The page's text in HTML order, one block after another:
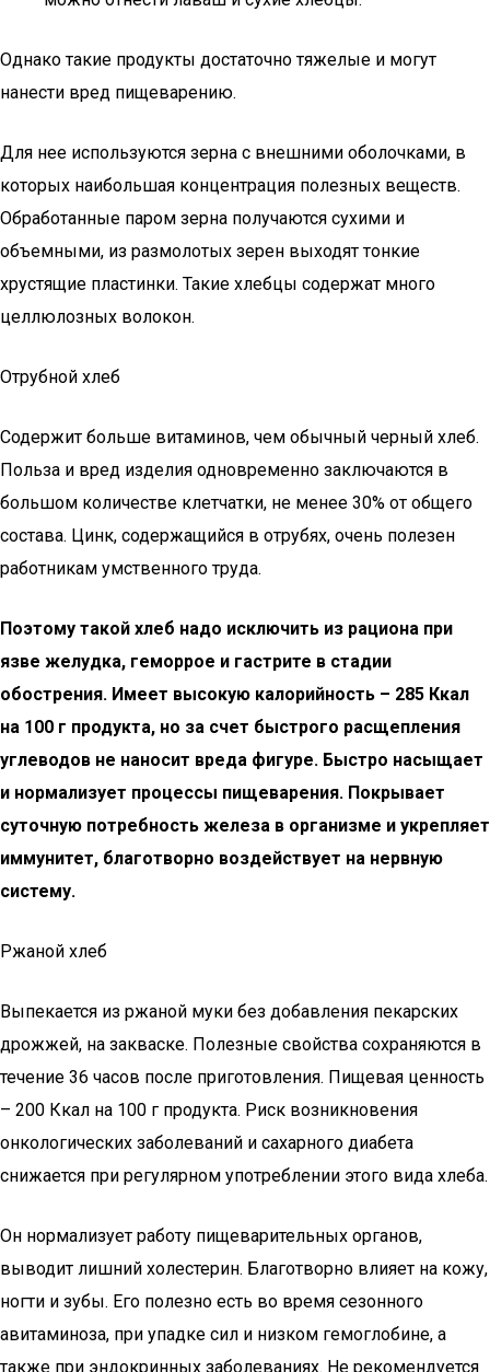
Однако такие продукты достаточно тяжелые и могут
нанести вред пищеварению.
Для нее используются зерна с внешними оболочками, в
которых наибольшая концентрация полезных веществ.
Обработанные паром зерна получаются сухими и
объемными, из размолотых зерен выходят тонкие
хрустящие пластинки. Такие хлебцы содержат много
целлюлозных волокон.
Отрубной хлеб
Содержит больше витаминов, чем обычный черный хлеб.
Польза и вред изделия одновременно заключаются в
большом количестве клетчатки, не менее 30% от общего
состава. Цинк, содержащийся в отрубях, очень полезен
работникам умственного труда.
Поэтому такой хлеб надо исключить из рациона при
язве желудка, геморрое и гастрите в стадии
обострения. Имеет высокую калорийность – 285 Ккал
на 100 г продукта, но за счет быстрого расщепления
углеводов не наносит вреда фигуре. Быстро насыщает
и нормализует процессы пищеварения. Покрывает
суточную потребность железа в организме и укрепляет
иммунитет, благотворно воздействует на нервную
систему.
Ржаной хлеб
Выпекается из ржаной муки без добавления пекарских
дрожжей, на закваске. Полезные свойства сохраняются в
течение 36 часов после приготовления. Пищевая ценность
– 200 Ккал на 100 г продукта. Риск возникновения
онкологических заболеваний и сахарного диабета
снижается при регулярном употреблении этого вида хлеба.
Он нормализует работу пищеварительных органов,
выводит лишний холестерин. Благотворно влияет на кожу,
ногти и зубы. Его полезно есть во время сезонного
авитаминоза, при упадке сил и низком гемоглобине, а
также при эндокринных заболеваниях. Не рекомендуется